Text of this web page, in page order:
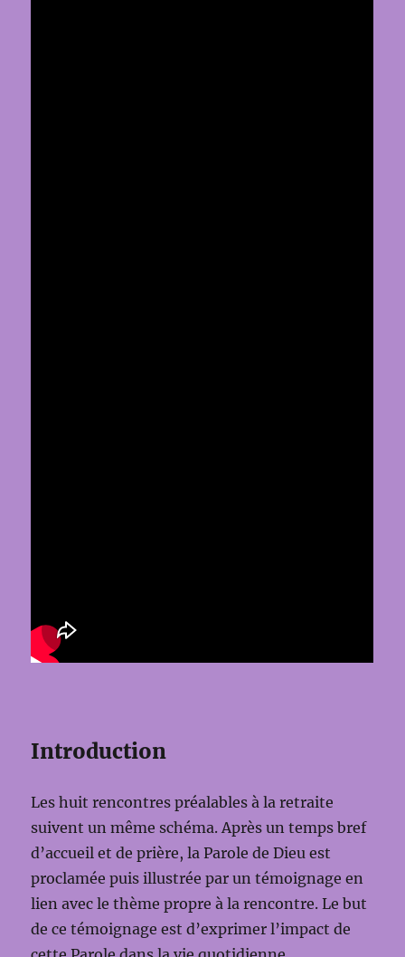
Introduction
Les huit rencontres préalables à la retraite
suivent un même schéma. Après un temps bref
d’accueil et de prière, la Parole de Dieu est
proclamée puis illustrée par un témoignage en
lien avec le thème propre à la rencontre. Le but
de ce témoignage est d’exprimer l’impact de